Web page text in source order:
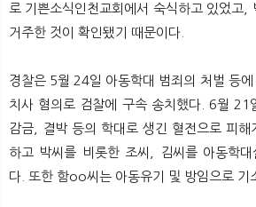
로 기쁜소식인천교회에서 숙식하고 있었고,
거주한 것이 확인됐기 때문이다.
경찰은 5월 24일 아동학대 범죄의 처벌 등에
치사 혐의로 검찰에 구속 송치했다. 6월 21
감금, 결박 등의 학대로 생긴 혈전으로 피해
하고 박씨를 비롯한 조씨, 김씨를 아동학대
다. 또한 함oo씨는 아동유기 및 방임으로 기